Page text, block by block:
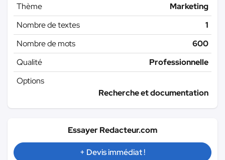
Thème
Marketing
Nombre de textes
1
Nombre de mots
600
Qualité
Professionnelle
Options
Recherche et documentation
Essayer Redacteur.com
+ Devis immédiat !